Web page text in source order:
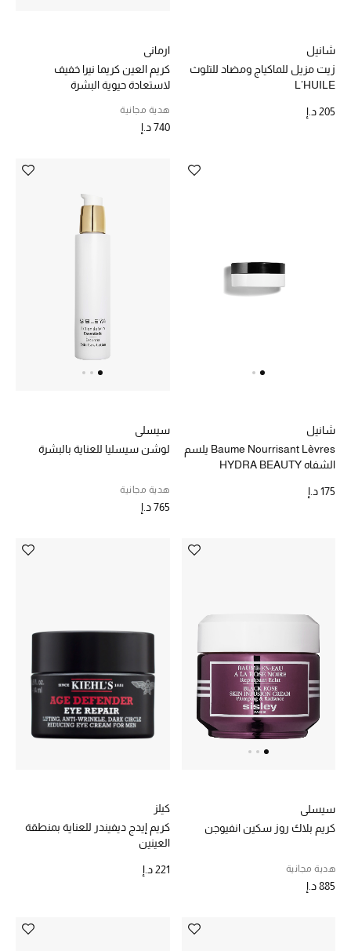
شانيل
زيت مزيل للماكياج ومضاد للتلوث
L’HUILE
205 د.إ
ارماني
كريم العين كريما نيرا خفيف
لاستعادة حيوية البشرة
هدية مجانية
740 د.إ
شانيل
Baume Nourrisant Lèvres يلسم
الشفاه HYDRA BEAUTY
175 د.إ
سيسلي
لوشن سيسليا للعناية بالبشرة
هدية مجانية
765 د.إ
سيسلي
كريم بلاك روز سكين انفيوجن
هدية مجانية
885 د.إ
كيلز
كريم إيدج ديفيندر للعناية بمنطقة
العينين
221 د.إ